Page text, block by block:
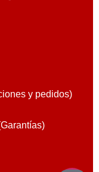
y pedidos)